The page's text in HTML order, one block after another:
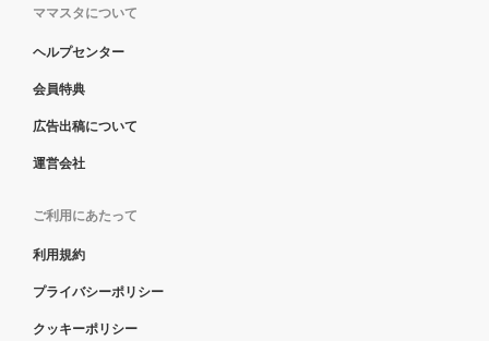
ママスタについて
ヘルプセンター
会員特典
広告出稿について
運営会社
ご利用にあたって
利用規約
プライバシーポリシー
クッキーポリシー